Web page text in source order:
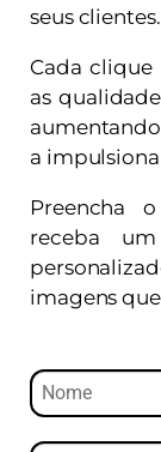
seus clientes.
Cada clique
as
a
Preencha
receba
imagens